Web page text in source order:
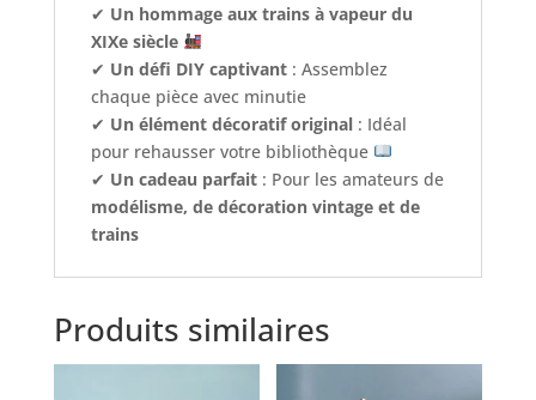
✔ Un hommage aux trains à vapeur du
XIXe siècle
✔ Un défi DIY captivant: Assemblez
chaque pièce avec minutie
✔ Un élément décoratif original: Idéal
pour rehausser votre bibliothèque
✔ Un cadeau parfait: Pour les amateurs de
modélisme, de décoration vintage et de
trains
Produits similaires